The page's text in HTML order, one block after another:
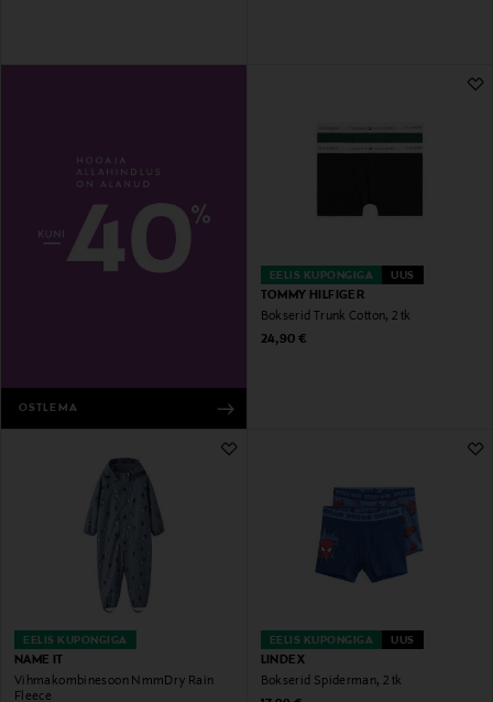
OSTLEMA
EELIS KUPONGIGA UUS
TOMMY HILFIGER
Bokserid Trunk Cotton, 2 tk
Original Price
24,90 €
EELIS KUPONGIGA
NAME IT
Vihmakombinesoon NmmDry Rain
Fleece
EELIS KUPONGIGA UUS
LINDEX
Bokserid Spiderman, 2 tk